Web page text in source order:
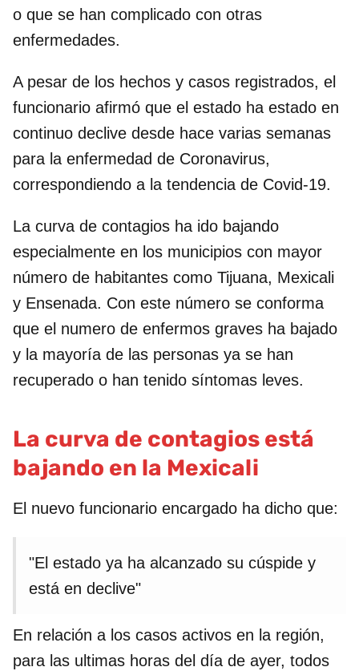
o que se han complicado con otras
enfermedades.
A pesar de los hechos y casos registrados, el
funcionario afirmó que el estado ha estado en
continuo declive desde hace varias semanas
para la enfermedad de Coronavirus,
correspondiendo a la tendencia de Covid-19.
La curva de contagios ha ido bajando
especialmente en los municipios con mayor
número de habitantes como Tijuana, Mexicali
y Ensenada. Con este número se conforma
que el numero de enfermos graves ha bajado
y la mayoría de las personas ya se han
recuperado o han tenido síntomas leves.
La curva de contagios está
bajando en la Mexicali
El nuevo funcionario encargado ha dicho que:
"El estado ya ha alcanzado su cúspide y
está en declive"
En relación a los casos activos en la región,
para las ultimas horas del día de ayer, todos